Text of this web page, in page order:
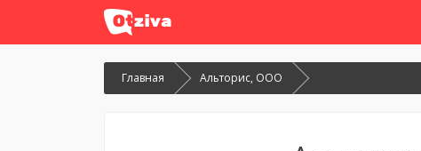
Главная Альторис, ООО